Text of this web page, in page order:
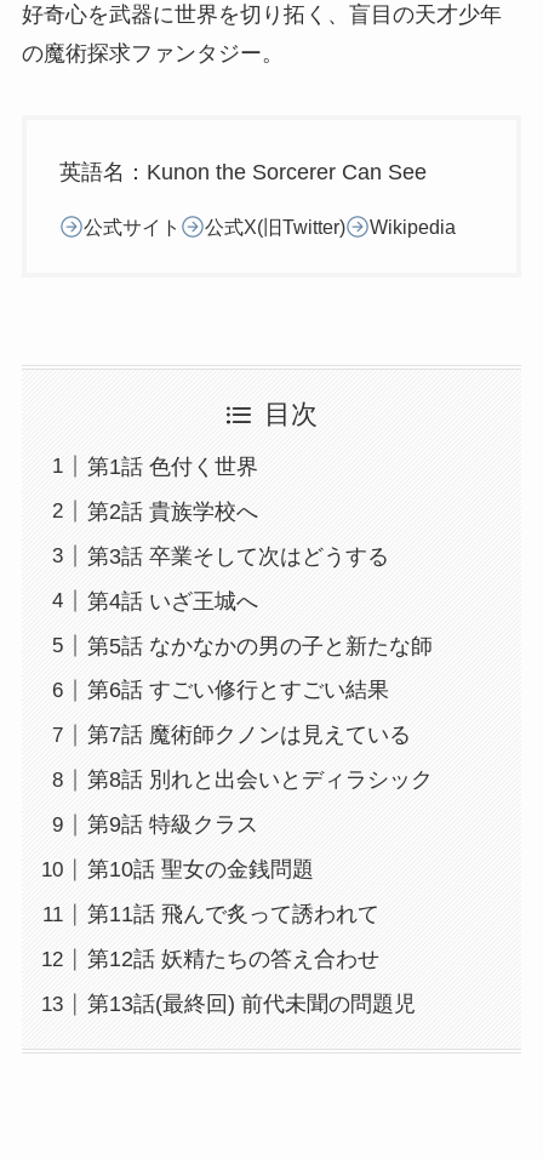
好奇心を武器に世界を切り拓く、盲目の天才少年
の魔術探求ファンタジー。
英語名：Kunon the Sorcerer Can See
公式サイト 公式X(旧Twitter) Wikipedia
目次
第1話 色付く世界
第2話 貴族学校へ
第3話 卒業そして次はどうする
第4話 いざ王城へ
第5話 なかなかの男の子と新たな師
第6話 すごい修行とすごい結果
第7話 魔術師クノンは見えている
第8話 別れと出会いとディラシック
第9話 特級クラス
第10話 聖女の金銭問題
第11話 飛んで炙って誘われて
第12話 妖精たちの答え合わせ
第13話(最終回) 前代未聞の問題児